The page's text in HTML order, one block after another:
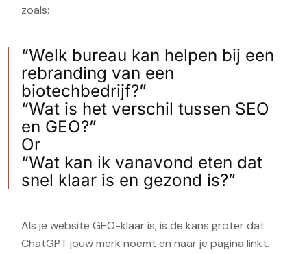
zoals:
“Welk bureau kan helpen bij een
rebranding van een
biotechbedrijf?”
“Wat is het verschil tussen SEO
en GEO?”
Or
“Wat kan ik vanavond eten dat
snel klaar is en gezond is?”
Als je website GEO-klaar is, is de kans groter dat
ChatGPT jouw merk noemt en naar je pagina linkt.